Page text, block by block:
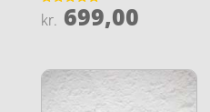
Vurderet
4.9
kr. 699,00